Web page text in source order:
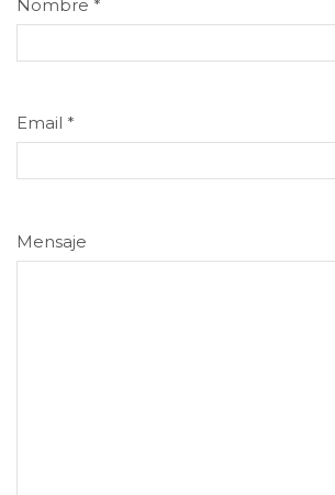
Nombre *
Email *
Mensaje